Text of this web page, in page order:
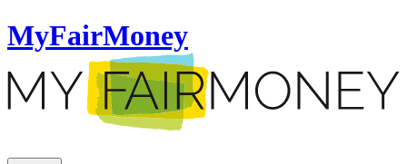
MyFairMoney